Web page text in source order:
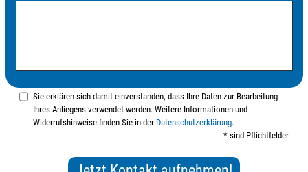
Sie erklären sich damit einverstanden, dass Ihre Daten zur Bearbeitung
Ihres Anliegens verwendet werden. Weitere Informationen und
Widerrufshinweise finden Sie in der Datenschutzerklärung.
* sind Pflichtfelder